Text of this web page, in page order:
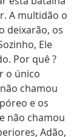
A multidão o
deixarão, os
Ele
Por quê ?
o único
chamou
e os
não chamou
Adão,